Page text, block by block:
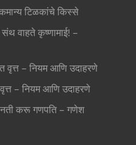
टिळकांचे किस्से
संथ वाहते कृष्णामाई! –
वृत्त – नियम आणि उदाहरणे
– नियम आणि उदाहरणे
करू गणपति – गणेश